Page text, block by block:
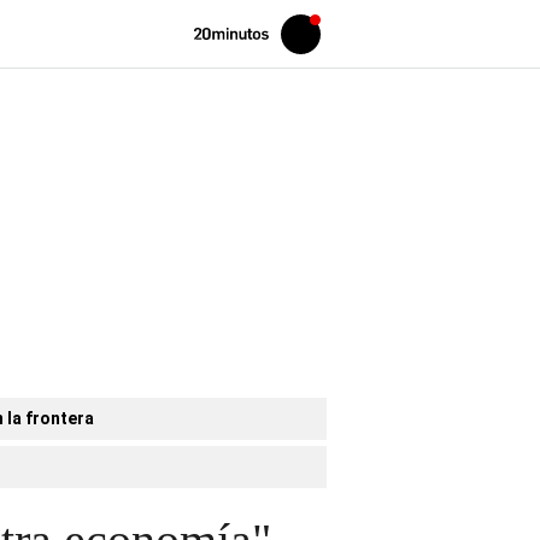
Volver
Iniciar
sesión
la frontera